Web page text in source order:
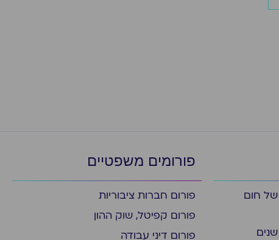
של חום
פורומים משפטיים
פורום חברות ציבוריות
פורום קפיטל, שוק ההון
פורום דיני עבודה